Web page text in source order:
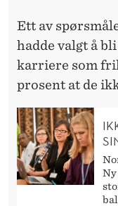
Ett av
hadde valgt å
karriere som
prosent at de
Ny